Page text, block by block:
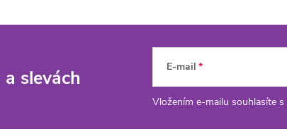
a slevách E-mail
Vložením e-mailu souhlasíte s